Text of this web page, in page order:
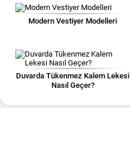
Modern Vestiyer Modelleri
Duvarda Tükenmez Kalem Lekesi
Nasıl Geçer?